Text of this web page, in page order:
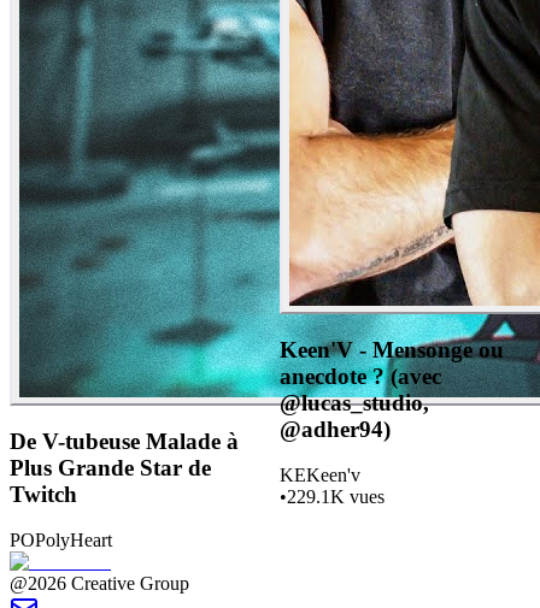
De V-tubeuse Malade à
Plus Grande Star de
Twitch
POPolyHeart
Keen'V - Mensonge ou
anecdote ? (avec
@lucas_studio,
@adher94)
KEKeen'v
•229.1K vues
@2026 Creative Group